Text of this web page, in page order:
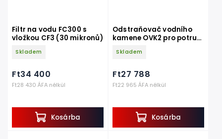
Filtr na vodu FC300 s
vložkou CF3 (30 mikronů)
Skladem
Ft28 430 ÁFA nélkül
Ft34 400
Kosárba
Odstraňovač vodního
kamene OVK2 pro potrubí
Skladem
Ft22 965 ÁFA nélkül
Ft27 788
Kosárba